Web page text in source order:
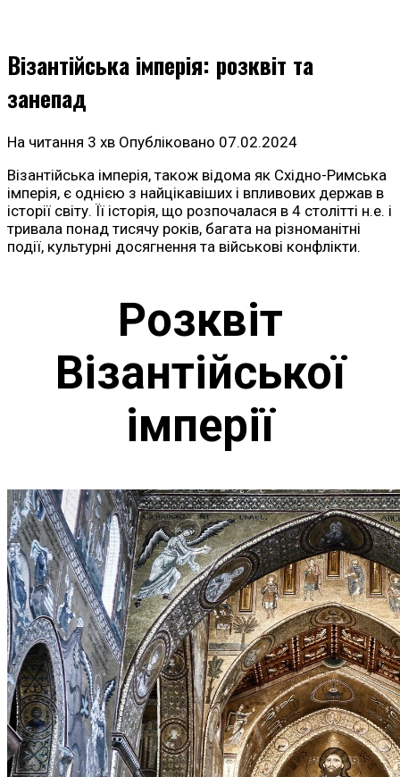
Візантійська імперія: розквіт та
занепад
На читання 3 хв Опубліковано 07.02.2024
Візантійська імперія, також відома як Східно-Римська
імперія, є однією з найцікавіших і впливових держав в
історії світу. Її історія, що розпочалася в 4 столітті н.е. і
тривала понад тисячу років, багата на різноманітні
події, культурні досягнення та військові конфлікти.
Розквіт
Візантійської
імперії